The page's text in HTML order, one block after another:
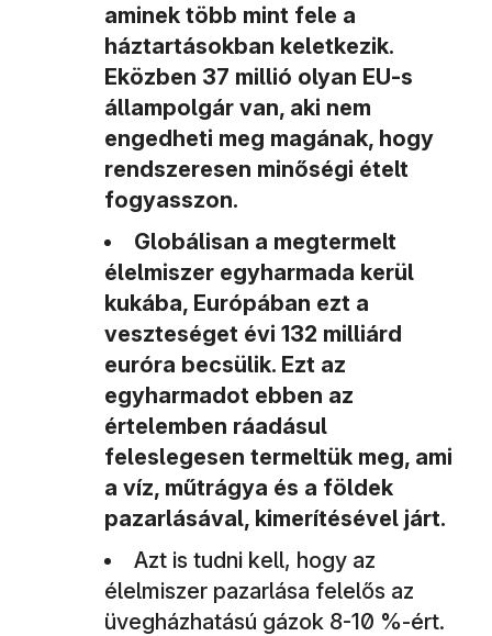
aminek több mint fele a
háztartásokban keletkezik.
Eközben 37 millió olyan EU-s
állampolgár van, aki nem
engedheti meg magának, hogy
rendszeresen minőségi ételt
fogyasszon.
Globálisan a megtermelt
élelmiszer egyharmada kerül
kukába, Európában ezt a
veszteséget évi 132 milliárd
euróra becsülik. Ezt az
egyharmadot ebben az
értelemben ráadásul
feleslegesen termeltük meg, ami
a víz, műtrágya és a földek
pazarlásával, kimerítésével járt.
Azt is tudni kell, hogy az
élelmiszer pazarlása felelős az
üvegházhatású gázok 8-10 %-ért.